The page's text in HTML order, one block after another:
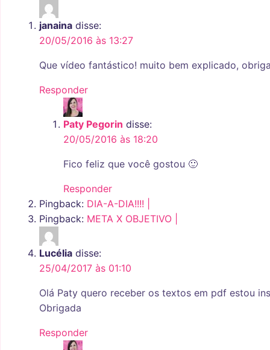
janaina disse:
20/05/2016 às 13:27
Que vídeo fantástico! muito bem explicado,
Responder
Paty Pegorin disse:
20/05/2016 às 18:20
Fico feliz que você gostou 🙂
Responder
Pingback: DIA-A-DIA!!!! |
Pingback: META X OBJETIVO |
Lucélia disse:
25/04/2017 às 01:10
Olá Paty quero receber os textos em pdf estou
Obrigada
Responder